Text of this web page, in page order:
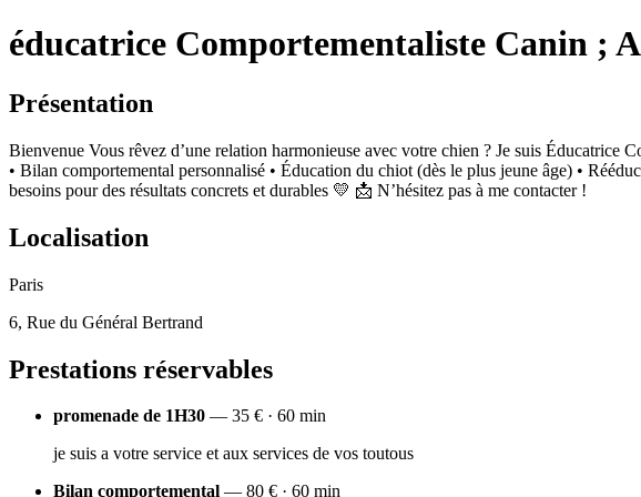
éducatrice Comportementaliste Canin ;
Présentation
Bienvenue Vous rêvez d’une relation harmonieuse avec votre chien ? Je suis Éducatrice
• Bilan comportemental personnalisé • Éducation du chiot (dès le plus jeune âge) •
besoins pour des résultats concrets et durables 💛 📩 N’hésitez pas à me contacter !
Localisation
Paris
6, Rue du Général Bertrand
Prestations réservables
promenade de 1H30 — 35 € · 60 min
je suis a votre service et aux services de vos toutous
Bilan comportemental — 80 € · 60 min